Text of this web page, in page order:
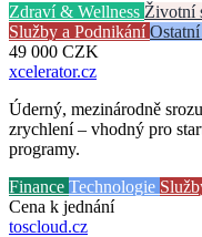
Zdraví & Wellness Životní
Služby a PodnikáníOstatní
49 000 CZK
xcelerator.cz
Úderný, mezinárodně
zrychlení – vhodný pro
programy.
Finance Technologie
Cena k jednání
toscloud.cz